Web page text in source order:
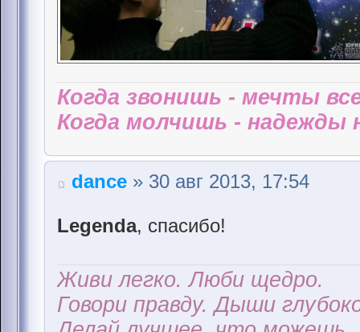
Когда звонишь - мечты
Когда молчишь - надежды
dance » 30 авг 2013, 17:54
Legenda, спасибо!
Живи легко. Люби щедро.
Говори правду. Дыши